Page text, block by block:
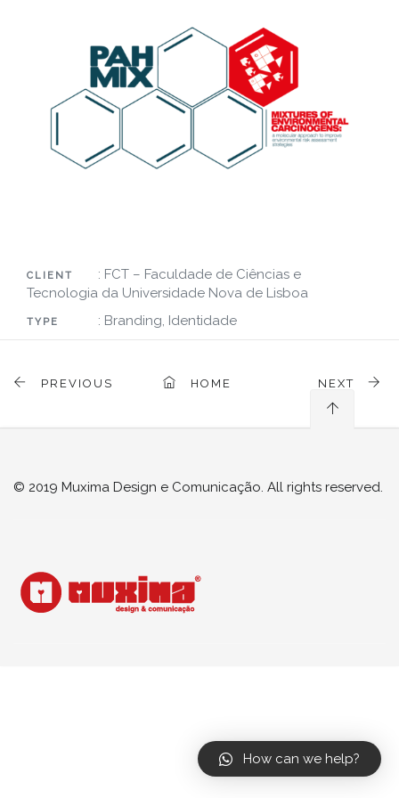
CLIENT
: FCT – Faculdade de Ciências e
Tecnologia da Universidade Nova de Lisboa
TYPE : Branding, Identidade
PREVIOUS HOME NEXT
© 2019 Muxima Design e Comunicação. All rights reserved.
How can we help?